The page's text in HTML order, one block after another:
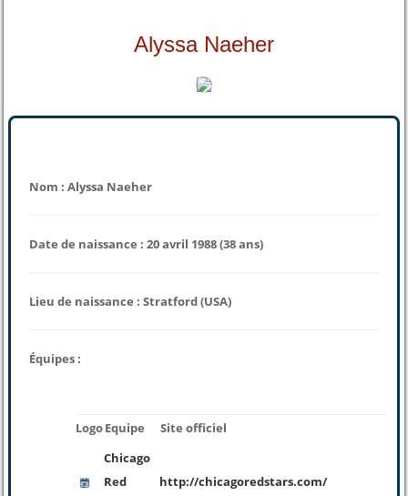
Alyssa Naeher
Nom : Alyssa Naeher
Date de naissance : 20 avril 1988 (38 ans)
Lieu de naissance : Stratford (USA)
Équipes :
LogoEquipe
Site officiel
Chicago
Red
http://chicagoredstars.com/